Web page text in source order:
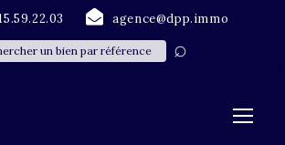
agence@dpp.immo